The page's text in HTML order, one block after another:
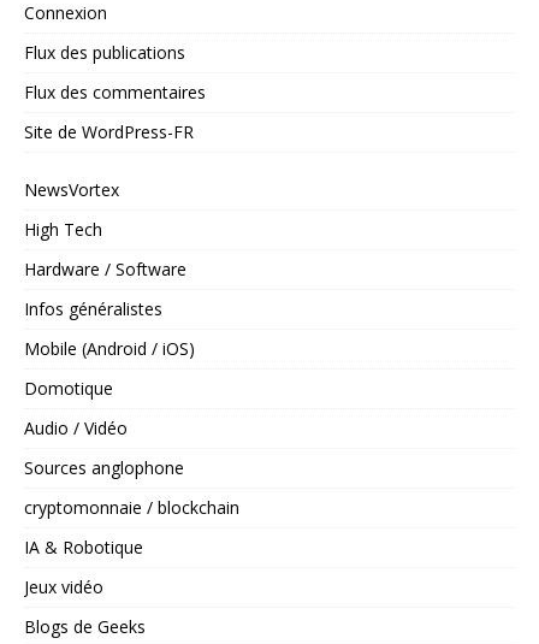
Connexion
Flux des publications
Flux des commentaires
Site de WordPress-FR
NewsVortex
High Tech
Hardware / Software
Infos généralistes
Mobile (Android / iOS)
Domotique
Audio / Vidéo
Sources anglophone
cryptomonnaie / blockchain
IA & Robotique
Jeux vidéo
Blogs de Geeks